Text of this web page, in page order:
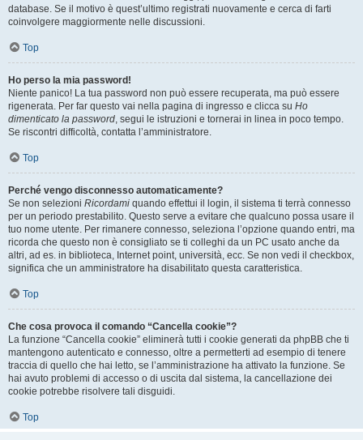
database. Se il motivo è quest’ultimo registrati nuovamente e cerca di farti
coinvolgere maggiormente nelle discussioni.
Top
Ho perso la mia password!
Niente panico! La tua password non può essere recuperata, ma può essere
rigenerata. Per far questo vai nella pagina di ingresso e clicca su Ho
dimenticato la password, segui le istruzioni e tornerai in linea in poco tempo.
Se riscontri difficoltà, contatta l’amministratore.
Top
Perché vengo disconnesso automaticamente?
Se non selezioni Ricordami quando effettui il login, il sistema ti terrà connesso
per un periodo prestabilito. Questo serve a evitare che qualcuno possa usare il
tuo nome utente. Per rimanere connesso, seleziona l’opzione quando entri, ma
ricorda che questo non è consigliato se ti colleghi da un PC usato anche da
altri, ad es. in biblioteca, Internet point, università, ecc. Se non vedi il checkbox,
significa che un amministratore ha disabilitato questa caratteristica.
Top
Che cosa provoca il comando “Cancella cookie”?
La funzione “Cancella cookie” eliminerà tutti i cookie generati da phpBB che ti
mantengono autenticato e connesso, oltre a permetterti ad esempio di tenere
traccia di quello che hai letto, se l’amministrazione ha attivato la funzione. Se
hai avuto problemi di accesso o di uscita dal sistema, la cancellazione dei
cookie potrebbe risolvere tali disguidi.
Top